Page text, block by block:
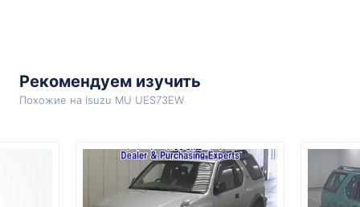
Рекомендуем изучить
Похожие на Isuzu MU UES73EW